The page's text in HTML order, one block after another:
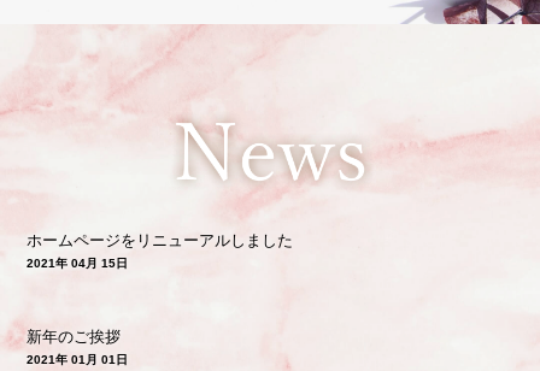
ホームページをリニューアルしました
2021年 04月 15日
新年のご挨拶
2021年 01月 01日